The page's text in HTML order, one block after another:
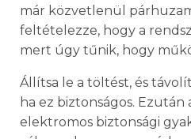
már közvetlenül
feltételezze, hogy a
mert úgy tűnik, hogy
Állítsa le a töltést, és
ha ez biztonságos.
elektromos biztonsági